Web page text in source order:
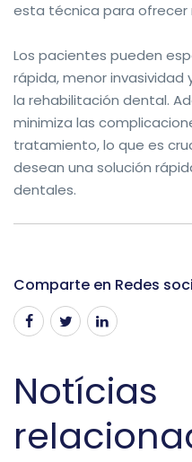
esta técnica para ofrecer
Los pacientes pueden
rápida, menor invasividad
la rehabilitación dental.
minimiza las
tratamiento, lo que es
desean una solución
dentales.
Comparte en Redes
Notícias